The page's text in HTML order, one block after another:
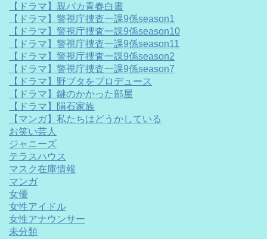
【ドラマ】親バカ青春白書
【ドラマ】警視庁捜査一課9係season1
【ドラマ】警視庁捜査一課9係season10
【ドラマ】警視庁捜査一課9係season11
【ドラマ】警視庁捜査一課9係season2
【ドラマ】警視庁捜査一課9係season7
【ドラマ】野ブタをプロデュース
【ドラマ】鍵のかかった部屋
【ドラマ】隕石家族
【マンガ】私たちはどうかしている
お笑い芸人
ジャニーズ
テラスハウス
マスク在庫情報
マンガ
女優
女性アイドル
女性アナウンサー
未分類